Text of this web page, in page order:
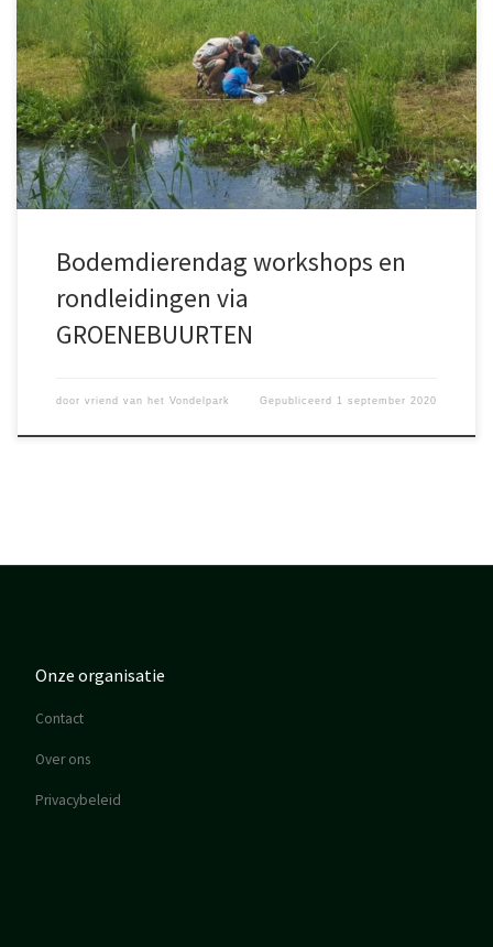
zoek naar een zebraspin, of tijgerslak en nog veel meer dieren in
de bodem van het Vondelpark. Voor meer informatie,
zie:https://groenebuurten.nl/agenda-item/bodemdieren-dag-
workshops/?
utm_source=newsletter&utm_medium=email&utm_campaign=se
ptember_2020_nieuwsbrief_groenebuurten&utm_term=2020-08-
31
Bodemdierendag workshops en
rondleidingen via
GROENEBUURTEN
door vriend van het Vondelpark Gepubliceerd 1 september 2020
Onze organisatie
Contact
Over ons
Privacybeleid